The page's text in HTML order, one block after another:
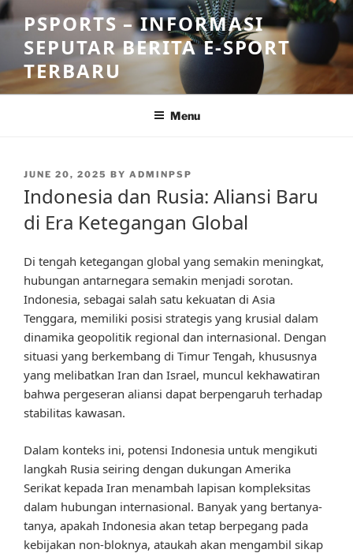
Skip
to
content
PSPORTS – INFORMASI
SEPUTAR BERITA E-SPORT
TERBARU
Menu
POSTED
JUNE 20, 2025 BY ADMINPSP
Indonesia dan Rusia: Aliansi Baru
di Era Ketegangan Global
Di tengah ketegangan global yang semakin meningkat,
hubungan antarnegara semakin menjadi sorotan.
Indonesia, sebagai salah satu kekuatan di Asia
Tenggara, memiliki posisi strategis yang krusial dalam
dinamika geopolitik regional dan internasional. Dengan
situasi yang berkembang di Timur Tengah, khususnya
yang melibatkan Iran dan Israel, muncul kekhawatiran
bahwa pergeseran aliansi dapat berpengaruh terhadap
stabilitas kawasan.
Dalam konteks ini, potensi Indonesia untuk mengikuti
langkah Rusia seiring dengan dukungan Amerika
Serikat kepada Iran menambah lapisan kompleksitas
dalam hubungan internasional. Banyak yang bertanya-
tanya, apakah Indonesia akan tetap berpegang pada
kebijakan non-bloknya, ataukah akan mengambil sikap